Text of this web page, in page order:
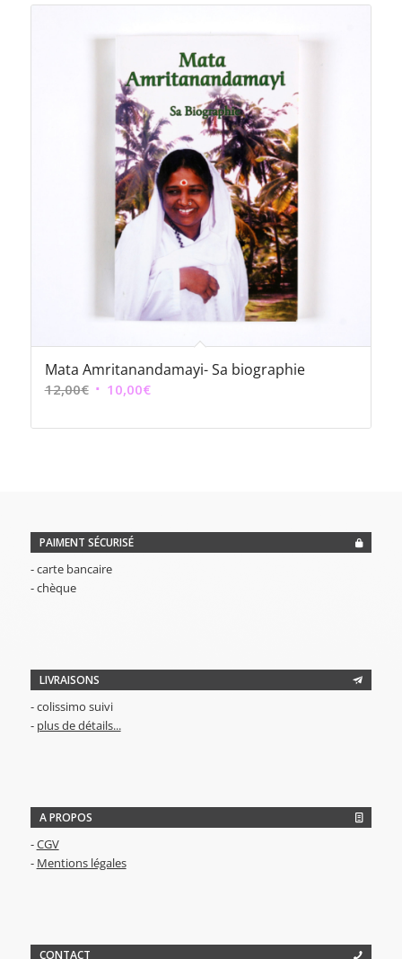
Mata Amritanandamayi- Sa biographie
12,00€ Le
initial
10,00€Le
actuel
PAIMENT SÉCURISÉ
- carte bancaire
- chèque
LIVRAISONS
- colissimo suivi
- plus de détails...
A PROPOS
-CGV
- Mentions légales
CONTACT